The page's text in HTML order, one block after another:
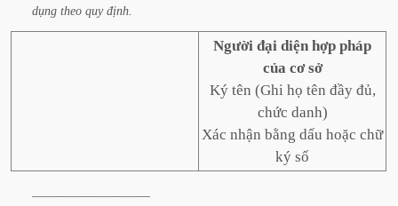
dụng theo quy định.
Người đại diện hợp pháp
của cơ sở
Ký tên (Ghi họ tên đầy đủ,
chức danh)
Xác nhận bằng dấu hoặc chữ
ký số